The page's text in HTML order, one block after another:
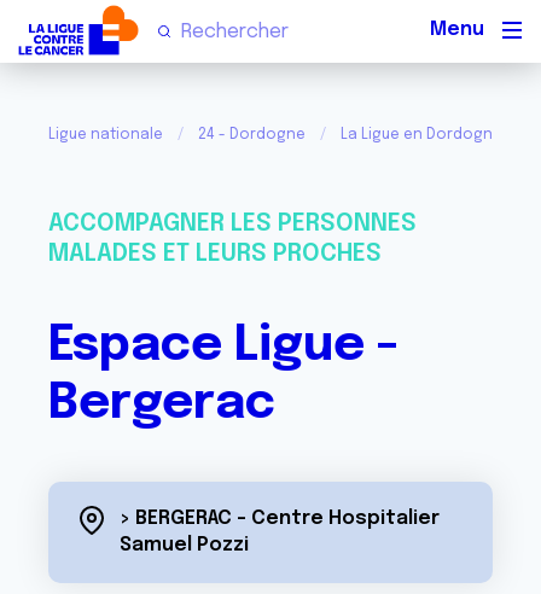
Ligue nationale 24 - Dordogne La Ligue en Dordogne
ACCOMPAGNER LES PERSONNES
MALADES ET LEURS PROCHES
Espace Ligue -
Bergerac
> BERGERAC - Centre Hospitalier
Samuel Pozzi